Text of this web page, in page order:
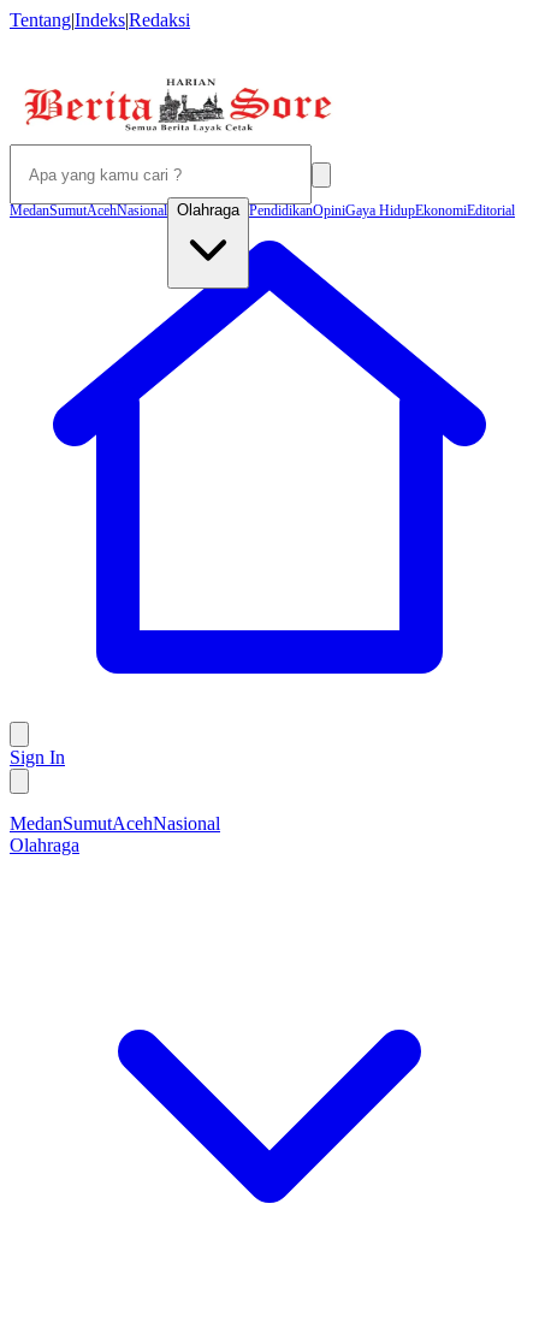
Tentang|Indeks|Redaksi
MedanSumutAcehNasional Olahraga PendidikanOpiniGaya HidupEkonomiEditorial
Sign In
MedanSumutAcehNasional
Olahraga